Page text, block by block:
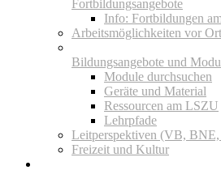
Fortbildungsangebote
Info: Fortbildungen
Arbeitsmöglichkeiten vor Ort
Bildungsangebote und
Module durchsuchen
Geräte und Material
Ressourcen am LSZU
Lehrpfade
Leitperspektiven (VB,
Freizeit und Kultur